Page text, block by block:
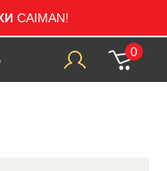
CAIMAN!
0